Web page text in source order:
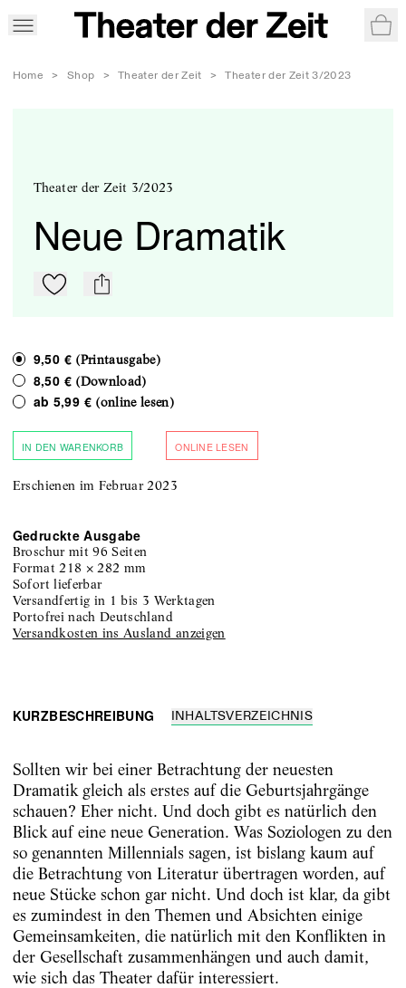
Home > Shop > Theater der Zeit > Theater der Zeit 3/2023
Theater der Zeit 3/2023
Neue Dramatik
Zu Mein-TdZ hinzufügen
mail
9,50 €(Printausgabe)
8,50 €(Download)
ab 5,99 € (online lesen)
IN DEN WARENKORB ONLINE LESEN
Erschienen im Februar 2023
Gedruckte Ausgabe
Broschur mit 96 Seiten
Format 218 × 282 mm
sofort lieferbar
versandfertig in 1 bis 3 Werktagen
portofrei nach Deutschland
Versandkosten ins Ausland anzeigen
KURZBESCHREIBUNG INHALTSVERZEICHNIS
Sollten wir bei einer Betrachtung der neuesten
Dramatik gleich als erstes auf die Geburtsjahrgänge
schauen? Eher nicht. Und doch gibt es natürlich den
Blick auf eine neue Generation. Was Soziologen zu den
so genannten Millennials sagen, ist bislang kaum auf
die Betrachtung von Literatur übertragen worden, auf
neue Stücke schon gar nicht. Und doch ist klar, da gibt
es zumindest in den Themen und Absichten einige
Gemeinsamkeiten, die natürlich mit den Konflikten in
der Gesellschaft zusammenhängen und auch damit,
wie sich das Theater dafür interessiert.